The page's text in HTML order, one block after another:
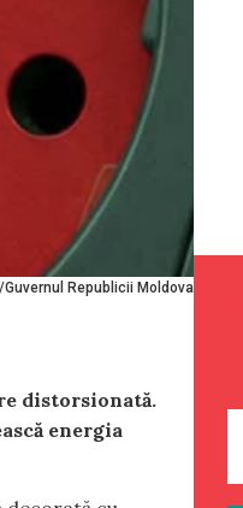
Guvernul Republicii Moldova
distorsionată.
energia